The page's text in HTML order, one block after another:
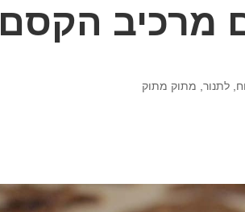
מרכיב הקסם
,לתנור מתוק מתוק